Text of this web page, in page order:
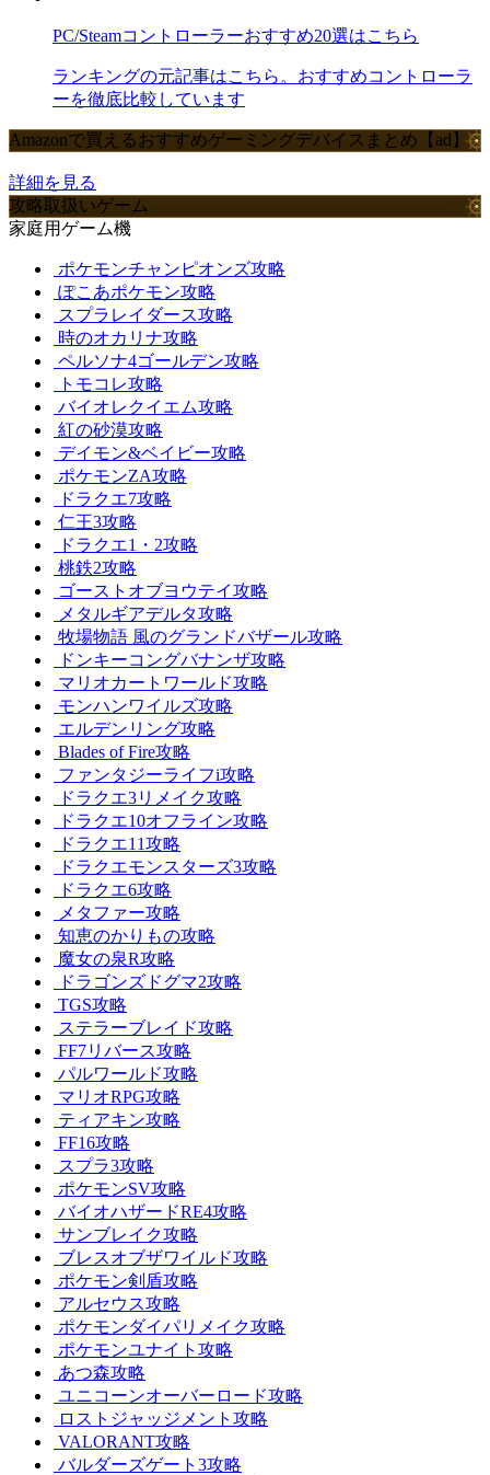
PC/Steamコントローラーおすすめ20選はこちら
ランキングの元記事はこちら。おすすめコントローラ
ーを徹底比較しています
Amazonで買えるおすすめゲーミングデバイスまとめ【ad】
詳細を見る
攻略取扱いゲーム
家庭用ゲーム機
ポケモンチャンピオンズ攻略
ぽこあポケモン攻略
スプラレイダース攻略
時のオカリナ攻略
ペルソナ4ゴールデン攻略
トモコレ攻略
バイオレクイエム攻略
紅の砂漠攻略
デイモン&ベイビー攻略
ポケモンZA攻略
ドラクエ7攻略
仁王3攻略
ドラクエ1・2攻略
桃鉄2攻略
ゴーストオブヨウテイ攻略
メタルギアデルタ攻略
牧場物語 風のグランドバザール攻略
ドンキーコングバナンザ攻略
マリオカートワールド攻略
モンハンワイルズ攻略
エルデンリング攻略
Blades of Fire攻略
ファンタジーライフi攻略
ドラクエ3リメイク攻略
ドラクエ10オフライン攻略
ドラクエ11攻略
ドラクエモンスターズ3攻略
ドラクエ6攻略
メタファー攻略
知恵のかりもの攻略
魔女の泉R攻略
ドラゴンズドグマ2攻略
TGS攻略
ステラーブレイド攻略
FF7リバース攻略
パルワールド攻略
マリオRPG攻略
ティアキン攻略
FF16攻略
スプラ3攻略
ポケモンSV攻略
バイオハザードRE4攻略
サンブレイク攻略
ブレスオブザワイルド攻略
ポケモン剣盾攻略
アルセウス攻略
ポケモンダイパリメイク攻略
ポケモンユナイト攻略
あつ森攻略
ユニコーンオーバーロード攻略
ロストジャッジメント攻略
VALORANT攻略
バルダーズゲート3攻略